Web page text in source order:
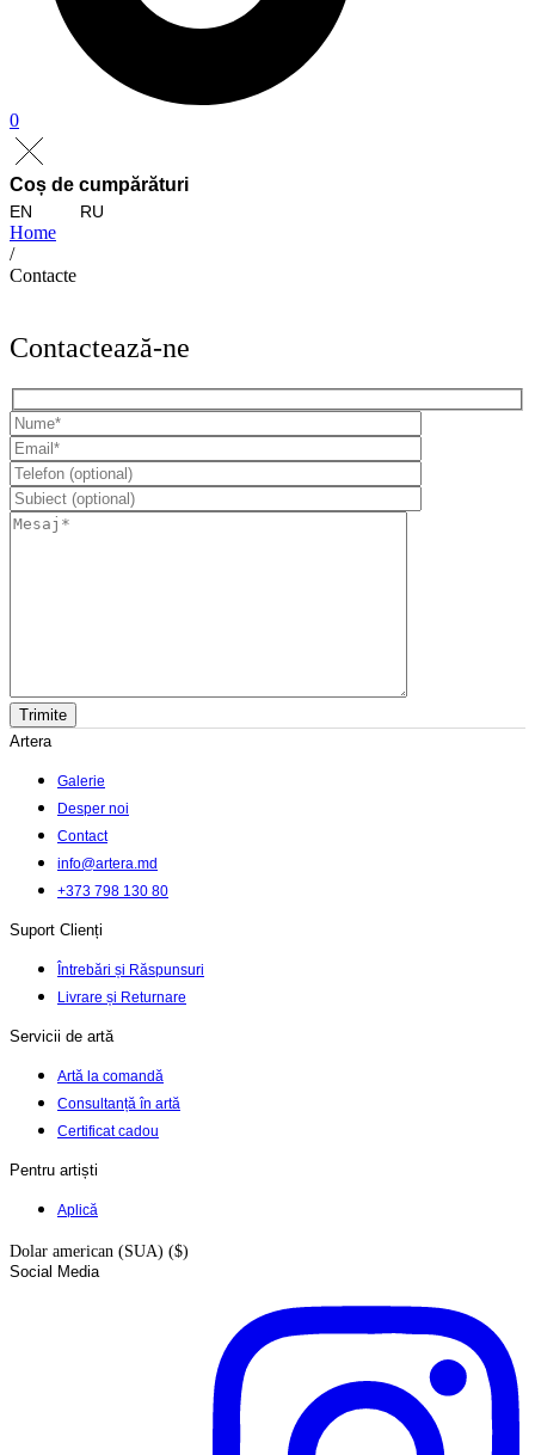
0
Coș de cumpărături
EN RU
Home
/
Contacte
Contactează-ne
Artera
Galerie
Desper noi
Contact
info@artera.md
+373 798 130 80
Suport Clienți
Întrebări și Răspunsuri
Livrare și Returnare
Servicii de artă
Artă la comandă
Consultanță în artă
Certificat cadou
Pentru artiști
Aplică
Dolar american (SUA) ($)
Social Media